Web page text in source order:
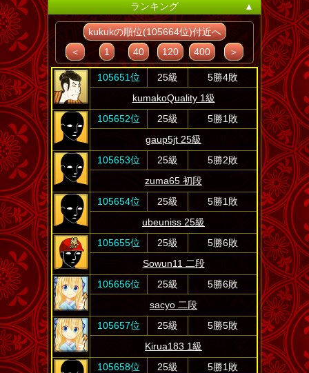
ランキング
▲
kukukの順位(105664位)付近へ
＜
1 40 120 400 ＞
105651位 25級
5勝4敗
kumakoQuality 1級
105652位
25級
5勝1敗
gaup5jt 25級
105653位
25級
5勝2敗
zuma65 初段
105654位
25級
5勝1敗
ubeuniss 25級
105655位
25級
5勝6敗
Sowun11 二段
105656位
25級
5勝6敗
sacyo 二段
105657位
25級
5勝5敗
Kirua183 1級
105658位
25級
5勝1敗